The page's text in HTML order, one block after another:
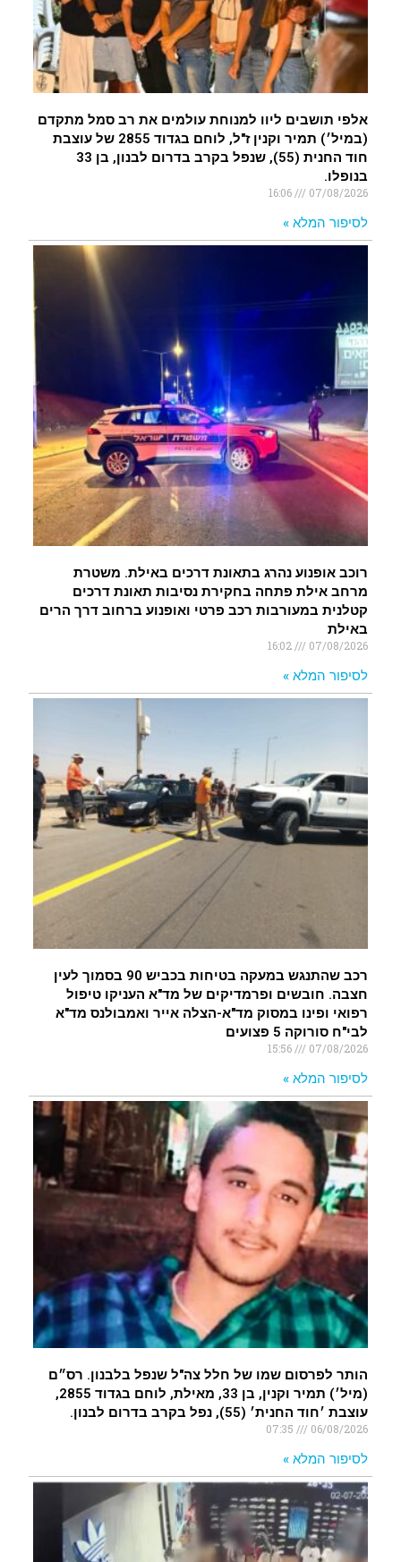
אלפי תושבים ליוו למנוחת עולמים את רב סמל מתקדם
(במיל׳) תמיר וקנין ז"ל, לוחם בגדוד 2855 של עוצבת
חוד החנית (55), שנפל בקרב בדרום לבנון, בן 33
בנופלו.
07/08/2026
16:06
לסיפור המלא »
רוכב אופנוע נהרג בתאונת דרכים באילת. משטרת
מרחב אילת פתחה בחקירת נסיבות תאונת דרכים
קטלנית במעורבות רכב פרטי ואופנוע ברחוב דרך הרים
באילת
07/08/2026
16:02
לסיפור המלא »
רכב שהתנגש במעקה בטיחות בכביש 90 בסמוך לעין
חצבה. חובשים ופרמדיקים של מד"א העניקו טיפול
רפואי ופינו במסוק מד"א-הצלה אייר ואמבולנס מד"א
לבי"ח סורוקה 5 פצועים
07/08/2026
15:56
לסיפור המלא »
הותר לפרסום שמו של חלל צה"ל שנפל בלבנון. רס״ם
(מיל׳) תמיר וקנין, בן 33, מאילת, לוחם בגדוד 2855,
עוצבת ׳חוד החנית׳ (55), נפל בקרב בדרום לבנון.
06/08/2026
לסיפור המלא »